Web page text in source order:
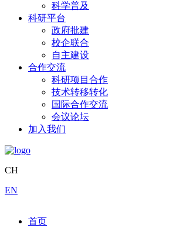
科学普及
科研平台
政府批建
校企联合
自主建设
合作交流
科研项目合作
技术转移转化
国际合作交流
会议论坛
加入我们
CH
EN
首页